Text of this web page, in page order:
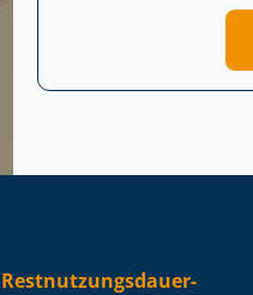
Rest­nut­zungs­dau­er-